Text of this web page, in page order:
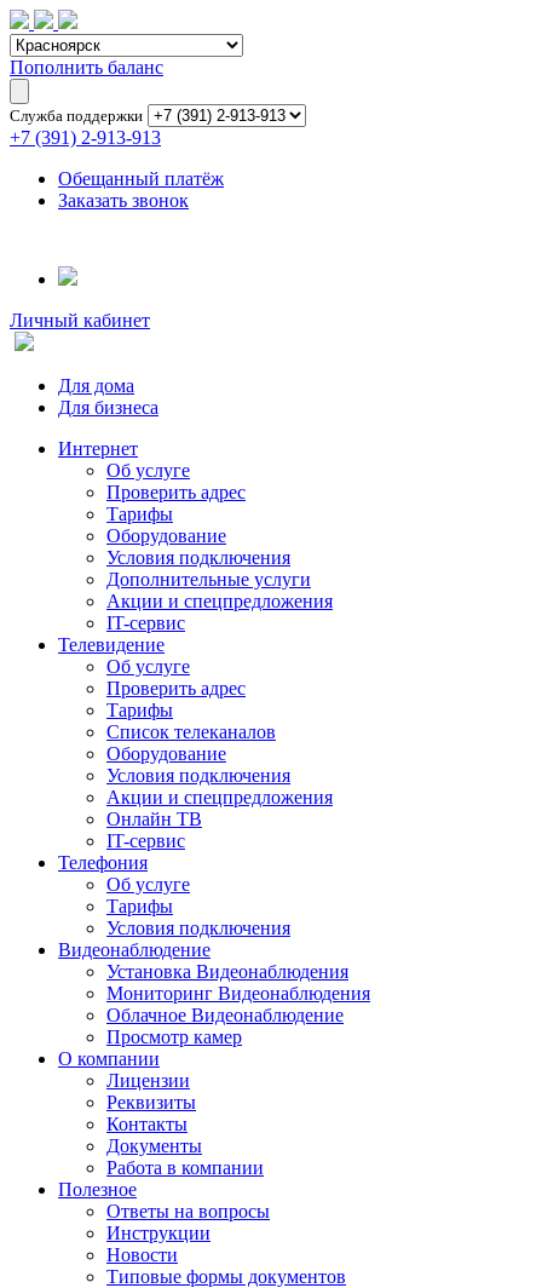
Пополнить баланс
Служба поддержки
+7 (391) 2-913-913
Обещанный платёж
Заказать звонок
Личный кабинет
Для дома
Для бизнеса
Интернет
Об услуге
Проверить адрес
Тарифы
Оборудование
Условия подключения
Дополнительные услуги
Акции и спецпредложения
IT-сервис
Телевидение
Об услуге
Проверить адрес
Тарифы
Список телеканалов
Оборудование
Условия подключения
Акции и спецпредложения
Онлайн ТВ
IT-сервис
Телефония
Об услуге
Тарифы
Условия подключения
Видеонаблюдение
Установка Видеонаблюдения
Мониторинг Видеонаблюдения
Облачное Видеонаблюдение
Просмотр камер
О компании
Лицензии
Реквизиты
Контакты
Документы
Работа в компании
Полезное
Ответы на вопросы
Инструкции
Новости
Типовые формы документов